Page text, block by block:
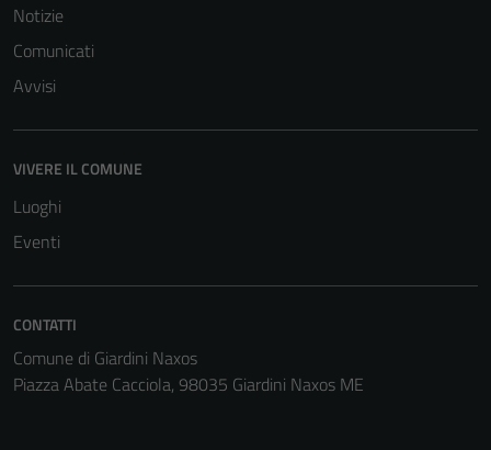
Notizie
Comunicati
Avvisi
VIVERE IL COMUNE
Luoghi
Eventi
CONTATTI
Comune di Giardini Naxos
Piazza Abate Cacciola, 98035 Giardini Naxos ME